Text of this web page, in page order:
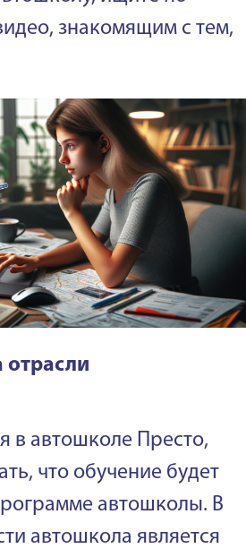
знакомящим с тем,
в автошколе Престо,
что обучение будет
автошколы. В
автошкола является